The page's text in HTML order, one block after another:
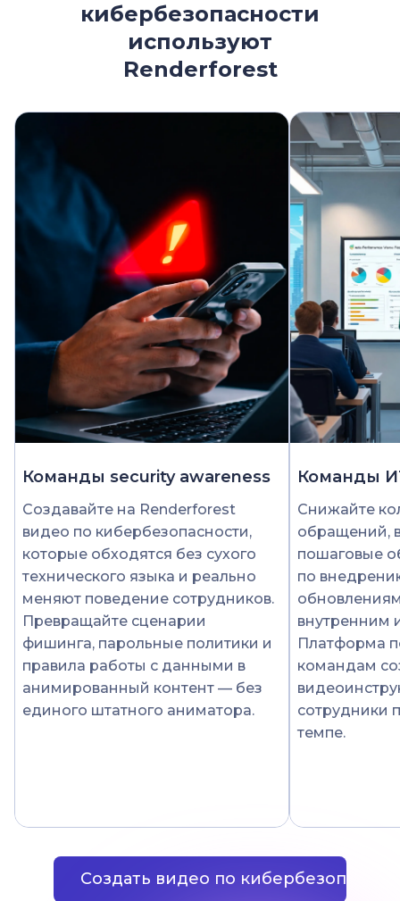
кибербезопасности
используют
Renderforest
Команды security awareness
Создавайте на Renderforest
видео по кибербезопасности,
которые обходятся без сухого
технического языка и реально
меняют поведение сотрудников.
Превращайте сценарии
фишинга, парольные политики и
правила работы с данными в
анимированный контент — без
единого штатного аниматора.
Команды
Снижайте
обращений,
пошаговые
по
внутренним
Платформа
командам
сотрудники
темпе.
Создать видео по